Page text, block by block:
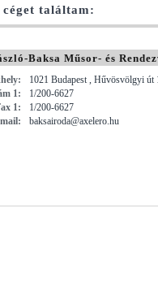
céget találtam:
Baksa Műsor- és
1021 Budapest , Hűvösvölgyi út
1:
1/200-6627
1:
1/200-6627
baksairoda@axelero.hu